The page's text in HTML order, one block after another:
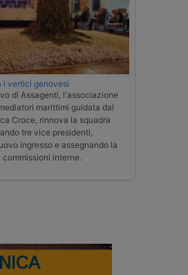
i vertici genovesi
di Assagenti, l'associazione
marittimi guidata dal
Croce, rinnova la squadra
tre vice presidenti,
ingresso e assegnando la
interne.